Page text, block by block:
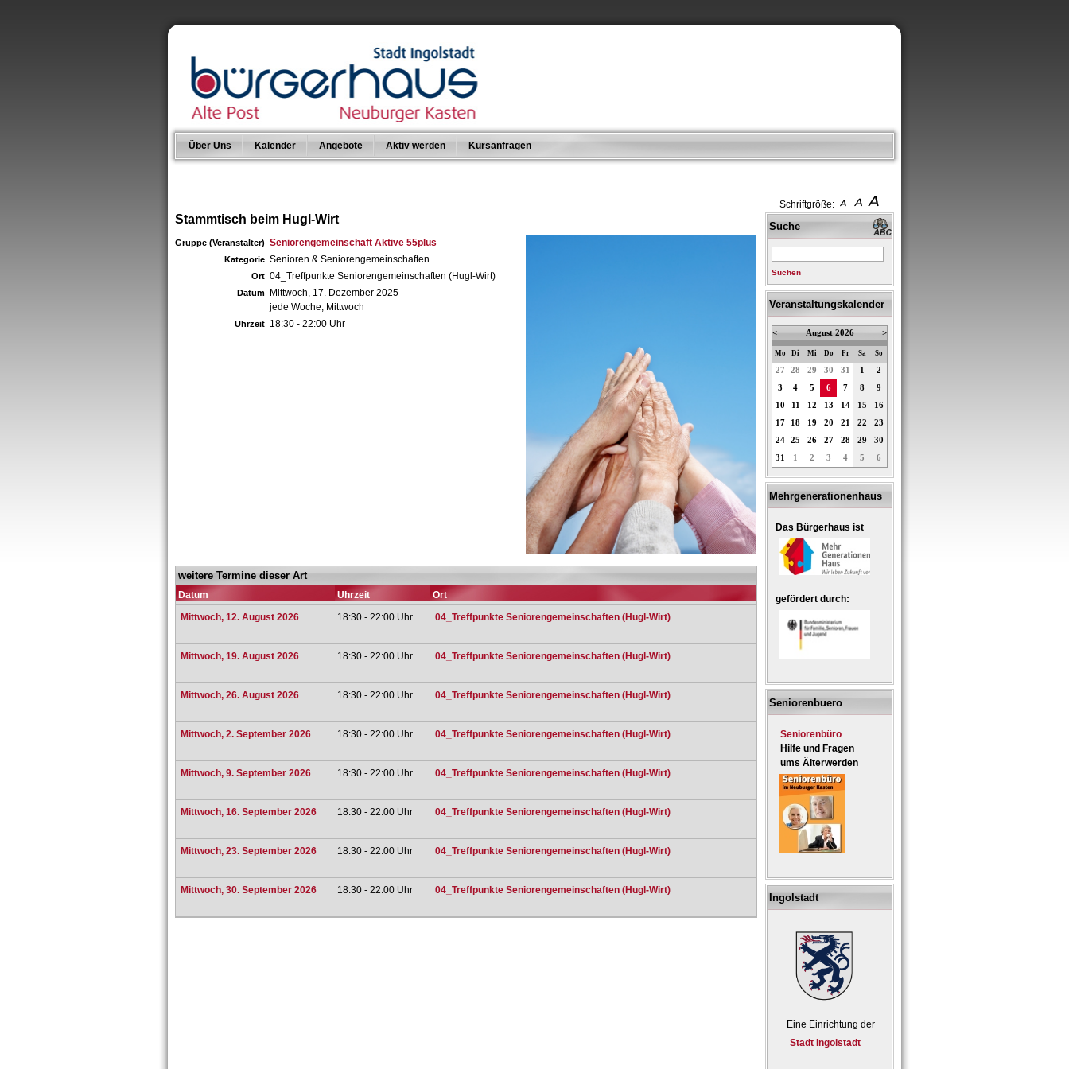
Schriftgröße:
Über Uns Kalender Angebote Aktiv werden Kursanfragen
Stammtisch beim Hugl-Wirt
Gruppe (Veranstalter) Seniorengemeinschaft Aktive 55plus
Kategorie Senioren & Seniorengemeinschaften
Ort 04_Treffpunkte Seniorengemeinschaften (Hugl-Wirt)
Datum
Mittwoch, 17. Dezember 2025
jede Woche, Mittwoch
Uhrzeit 18:30 - 22:00 Uhr
weitere Termine dieser Art
Datum Uhrzeit
Ort
Mittwoch, 12. August 2026
18:30 - 22:00 Uhr 04_Treffpunkte Seniorengemeinschaften (Hugl-Wirt)
Mittwoch, 19. August 2026 18:30 - 22:00 Uhr 04_Treffpunkte Seniorengemeinschaften (Hugl-Wirt)
Mittwoch, 26. August 2026 18:30 - 22:00 Uhr 04_Treffpunkte Seniorengemeinschaften (Hugl-Wirt)
Mittwoch, 2. September 2026 18:30 - 22:00 Uhr 04_Treffpunkte Seniorengemeinschaften (Hugl-Wirt)
Mittwoch, 9. September 2026 18:30 - 22:00 Uhr 04_Treffpunkte Seniorengemeinschaften (Hugl-Wirt)
Mittwoch, 16. September 2026 18:30 - 22:00 Uhr 04_Treffpunkte Seniorengemeinschaften (Hugl-Wirt)
Mittwoch, 23. September 2026 18:30 - 22:00 Uhr 04_Treffpunkte Seniorengemeinschaften (Hugl-Wirt)
Mittwoch, 30. September 2026 18:30 - 22:00 Uhr 04_Treffpunkte Seniorengemeinschaften (Hugl-Wirt)
Suche
Suchen
Veranstaltungskalender
< August 2026 >
Mo Di Mi Do Fr Sa So
27 28 29 30 31 1
2
3
4 5 6 7 8
9
10
11 12 13 14 15
16
17
18 19 20 21 22
23
24
25 26 27 28 29
30
31
1 2 3 4 5 6
Mehrgenerationenhaus
Das Bürgerhaus ist
gefördert durch:
Seniorenbuero
Seniorenbüro
Hilfe und Fragen
ums Älterwerden
Ingolstadt
Eine Einrichtung der
Stadt Ingolstadt